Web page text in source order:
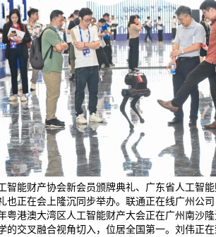
智能财产协会新会员颁牌典礼、广东省人工智
也正在会上隆沉同步举办。联通正在线广州公
粤港澳大湾区人工智能财产大会正在广州南沙
的交叉融合视角切入，位居全国第一。刘伟正